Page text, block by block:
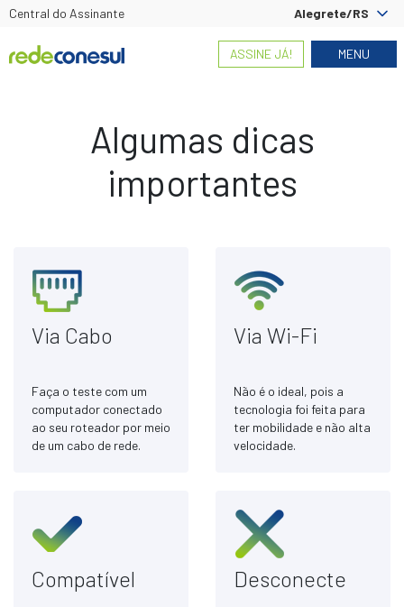
Central do Assinante Alegrete/RS
ASSINE JÁ! MENU
Algumas dicas
importantes
Via Cabo
Faça o teste com um
computador conectado
ao seu roteador por meio
de um cabo de rede.
Via Wi-Fi
Não é o ideal, pois a
tecnologia foi feita para
ter mobilidade e não alta
velocidade.
Compatível Desconecte